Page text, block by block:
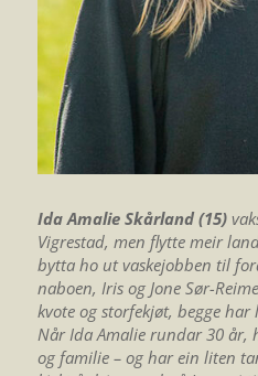
Ida Amalie Skårland (15)
Vigrestad, men flytte meir
bytta ho ut vaskejobben til
naboen, Iris og Jone Sør-
kvote og storfekjøt, begge
Når Ida Amalie rundar 30 år,
og familie – og har ein liten